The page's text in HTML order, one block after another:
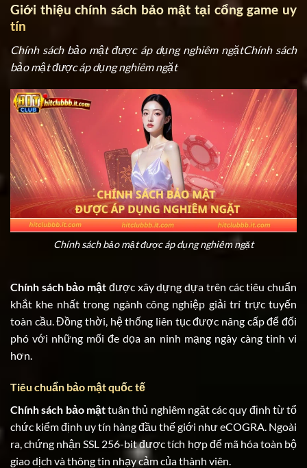
Giới thiệu chính sách bảo mật tại cổng game uy
tín
Chính sách bảo mật được áp dụng nghiêm ngặtChính sách
bảo mật được áp dụng nghiêm ngặt
Chính sách bảo mật được áp dụng nghiêm ngặt
Chính sách bảo mật được xây dựng dựa trên các tiêu chuẩn
khắt khe nhất trong ngành công nghiệp giải trí trực tuyến
toàn cầu. Đồng thời, hệ thống liên tục được nâng cấp để đối
phó với những mối đe dọa an ninh mạng ngày càng tinh vi
hơn.
Tiêu chuẩn bảo mật quốc tế
Chính sách bảo mậttuân thủ nghiêm ngặt các quy định từ tổ
chức kiểm định uy tín hàng đầu thế giới như eCOGRA. Ngoài
ra, chứng nhận SSL 256-bit được tích hợp để mã hóa toàn bộ
giao dịch và thông tin nhạy cảm của thành viên.